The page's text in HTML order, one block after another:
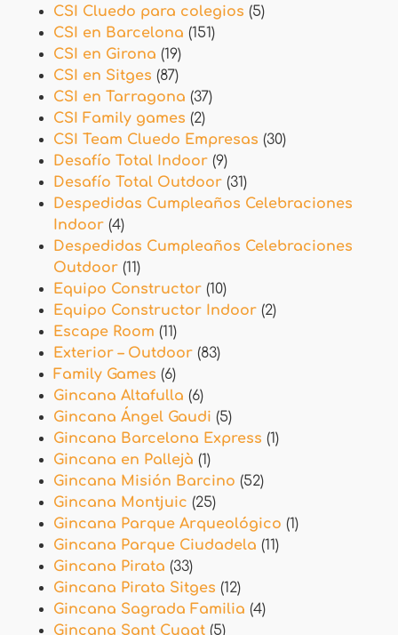
CSI Cluedo para colegios (5)
CSI en Barcelona (151)
CSI en Girona (19)
CSI en Sitges (87)
CSI en Tarragona (37)
CSI Family games (2)
CSI Team Cluedo Empresas (30)
Desafío Total Indoor (9)
Desafío Total Outdoor (31)
Despedidas Cumpleaños Celebraciones
Indoor (4)
Despedidas Cumpleaños Celebraciones
Outdoor (11)
Equipo Constructor (10)
Equipo Constructor Indoor (2)
Escape Room (11)
Exterior – Outdoor (83)
Family Games (6)
Gincana Altafulla (6)
Gincana Ángel Gaudi (5)
Gincana Barcelona Express (1)
Gincana en Pallejà (1)
Gincana Misión Barcino (52)
Gincana Montjuic (25)
Gincana Parque Arqueológico (1)
Gincana Parque Ciudadela (11)
Gincana Pirata (33)
Gincana Pirata Sitges (12)
Gincana Sagrada Familia (4)
Gincana Sant Cugat (5)